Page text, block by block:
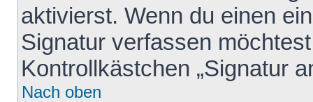
aktivierst. Wenn du einen
Signatur verfassen
Kontrollkästchen „Signatur
Nach oben